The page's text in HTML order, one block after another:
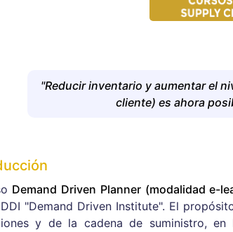
"Reducir inventario y aumentar el
cliente) es ahora
Demand Driven Planner (modalidad e-
"Demand Driven Institute". El
y de la cadena de suministro,